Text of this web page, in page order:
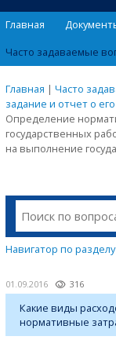
Главная
Часто задаваемые
Главная | Часто
задание и отчет о
Определение
государственных
на выполнение
Навигатор по разделу
01.09.2016 316
Какие виды
нормативные